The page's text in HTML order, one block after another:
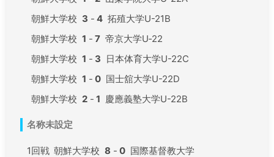
朝鮮大学校 3 - 4 拓殖大学U-21B
朝鮮大学校 1 - 7 帝京大学U‐22
朝鮮大学校 1 - 3 日本体育大学U-22C
朝鮮大学校 1 - 0 国士舘大学U-22D
朝鮮大学校 2 - 1 慶應義塾大学U-22B
名称未設定
1回戦 朝鮮大学校 8 - 0 国際基督教大学